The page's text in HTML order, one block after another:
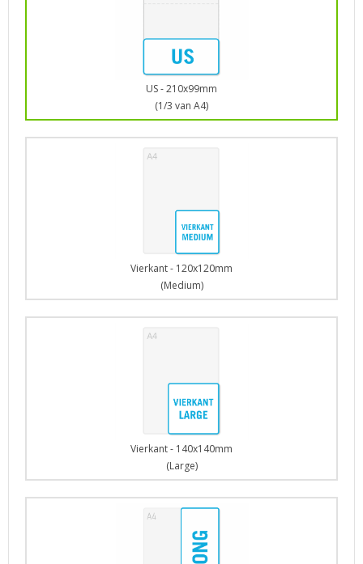
US - 210x99mm
(1/3 van A4)
Vierkant - 120x120mm
(Medium)
Vierkant - 140x140mm
(Large)